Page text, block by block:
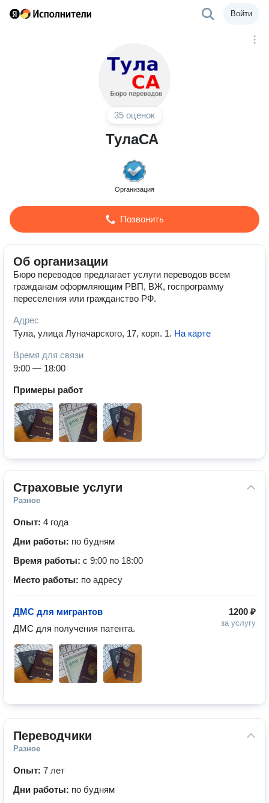
Войти
35 оценок
ТулаСА
Организация
Позвонить
Об организации
Бюро переводов предлагает услуги переводов всем
гражданам оформляющим РВП, ВЖ, госпрограмму
переселения или гражданство РФ.
Адрес
Тула, улица Луначарского, 17, корп. 1. На карте
Время для связи
9:00 — 18:00
Примеры работ
Страховые услуги
Разное
Опыт: 4 года
Дни работы: по будням
Время работы: с 9:00 по 18:00
Место работы: по адресу
1200 ₽
за услугу
ДМС для мигрантов
ДМС для получения патента.
Переводчики
Разное
Опыт: 7 лет
Дни работы: по будням